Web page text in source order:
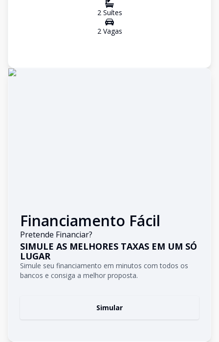
2Suítes
2Vagas
Financiamento Fácil
Pretende Financiar?
SIMULE AS MELHORES TAXAS EM UM SÓ
LUGAR
Simule seu financiamento em minutos com todos os
bancos e consiga a melhor proposta.
Simular